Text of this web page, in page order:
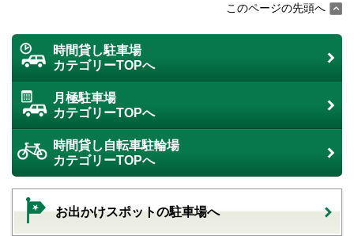
このページの先頭へ
時間貸し駐車場
カテゴリーTOPへ
月極駐車場
カテゴリーTOPへ
時間貸し自転車駐輪場
カテゴリーTOPへ
お出かけスポットの駐車場へ